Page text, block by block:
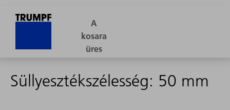
Süllyesztékszélesség: 50 mm